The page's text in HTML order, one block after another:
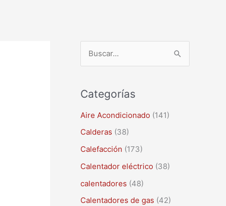
c
a
r
p
o
Categorías
Aire Acondicionado (141)
Calderas (38)
Calefacción (173)
Calentador eléctrico (38)
calentadores (48)
Calentadores de gas (42)